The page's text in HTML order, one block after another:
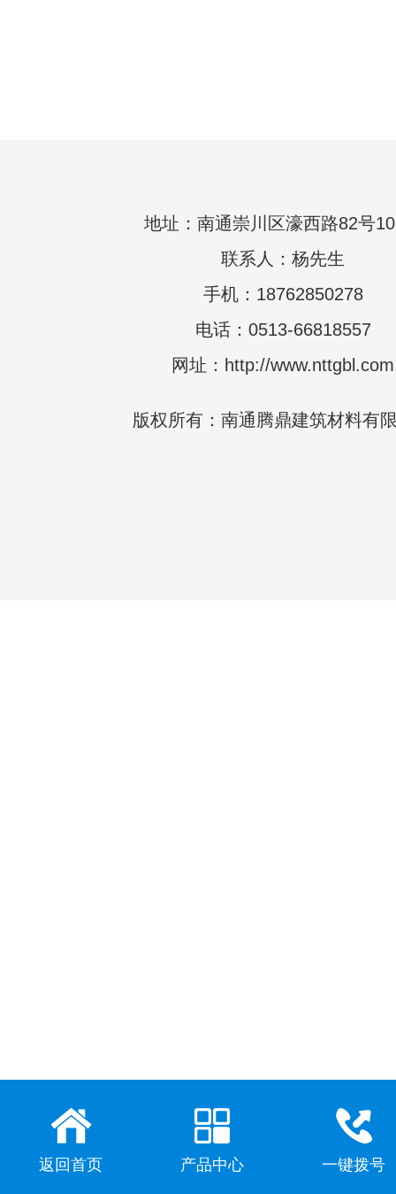
地址：南通崇川区濠西路82号
联系人：杨先生
手机：18762850278
电话：0513-66818557
网址：http://www.nttgbl.com
版权所有：南通腾鼎建筑材料有
返回首页 产品中心 一键拨号